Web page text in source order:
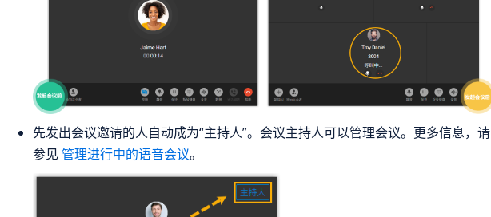
先发出会议邀请的人自动成为“主持人”。会议主持人可以管理会议。更多信息，请
参见 管理进行中的语音会议。